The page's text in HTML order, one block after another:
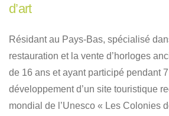
d’art ​
Résidant au Pays-Bas, spécialisé
restauration et la vente d’horloges
de 16 ans et ayant participé pendant
développement d’un site touristique
mondial de l’Unesco « Les Colonies